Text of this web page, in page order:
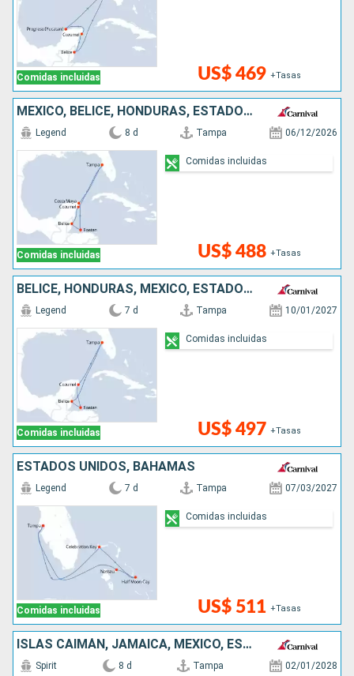
Comidas incluidas US$ 469 +Tasas
MÉXICO, BELICE, HONDURAS, ESTADOS UNIDOS
Comidas incluidas
Legend 8 d Tampa 06/12/2026
US$ 488 +Tasas
Comidas incluidas
BELICE, HONDURAS, MÉXICO, ESTADOS UNIDOS
Comidas incluidas
Legend 7 d Tampa 10/01/2027
US$ 497 +Tasas
Comidas incluidas
ESTADOS UNIDOS, BAHAMAS
Comidas incluidas
Legend 7 d Tampa 07/03/2027
US$ 511 +Tasas
Comidas incluidas
ISLAS CAIMÁN, JAMAICA, MÉXICO, ESTADOS UNIDOS
Spirit 8 d Tampa 02/01/2028